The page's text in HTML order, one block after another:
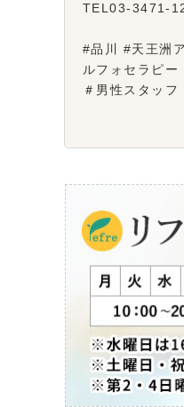
TEL03-3471-
#品川 #天王洲
ルフォセラピ
＃男性スタッ